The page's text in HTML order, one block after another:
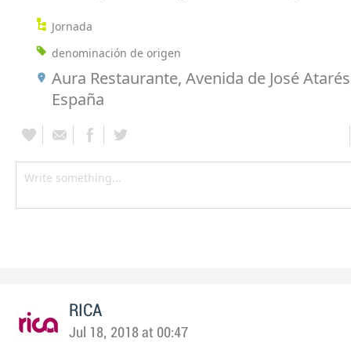
Jornada
denominación de origen
Aura Restaurante, Avenida de José
España
RICA
Jul 18, 2018 at 00:47